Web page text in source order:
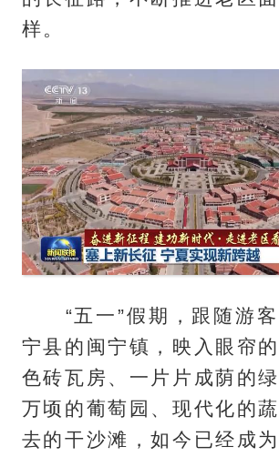
样。
“五一”假期，跟随游客
宁县的闽宁镇，映入眼帘
色砖瓦房、一片片成荫的
万顷的葡萄园、现代化的
去的干沙滩，如今已经成